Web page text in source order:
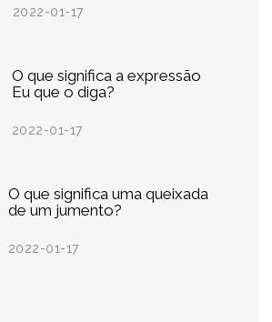
2022-01-17
O que significa a expressão
Eu que o diga?
2022-01-17
O que significa uma queixada
de um jumento?
2022-01-17